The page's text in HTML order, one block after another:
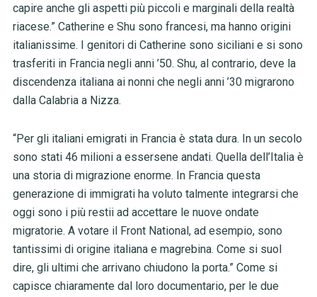
capire anche gli aspetti più piccoli e marginali della realtà
riacese.” Catherine e Shu sono francesi, ma hanno origini
italianissime. I genitori di Catherine sono siciliani e si sono
trasferiti in Francia negli anni ’50. Shu, al contrario, deve la
discendenza italiana ai nonni che negli anni ’30 migrarono
dalla Calabria a Nizza.
“Per gli italiani emigrati in Francia è stata dura. In un secolo
sono stati 46 milioni a essersene andati. Quella dell’Italia è
una storia di migrazione enorme. In Francia questa
generazione di immigrati ha voluto talmente integrarsi che
oggi sono i più restii ad accettare le nuove ondate
migratorie. A votare il Front National, ad esempio, sono
tantissimi di origine italiana e magrebina. Come si suol
dire, gli ultimi che arrivano chiudono la porta.” Come si
capisce chiaramente dal loro documentario, per le due